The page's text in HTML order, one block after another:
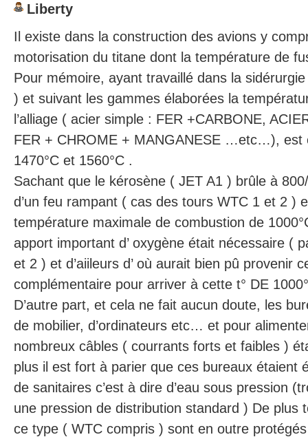
Liberty
Il existe dans la construction des avions y
motorisation du titane dont la température de
Pour mémoire, ayant travaillé dans la sidérurgie
) et suivant les gammes élaborées la
l’alliage ( acier simple : FER +CARBONE,
FER + CHROME + MANGANESE …etc…), est
1470°C et 1560°C .
Sachant que le kérosène ( JET A1 ) brûle à
d’un feu rampant ( cas des tours WTC 1 et 2 )
température maximale de combustion de
apport important d’ oxygène était nécessaire (
et 2 ) et d’aiileurs d’ où aurait bien pû provenir
complémentaire pour arriver à cette t° DE
D’autre part, et cela ne fait aucun doute, les
de mobilier, d’ordinateurs etc… et pour
nombreux câbles ( courrants forts et faibles )
plus il est fort à parier que ces bureaux étaient
de sanitaires c’est à dire d’eau sous pression
une pression de distribution standard ) De plus
ce type ( WTC compris ) sont en outre